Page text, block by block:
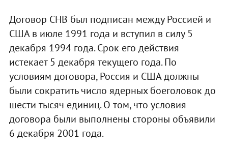
Договор СНВ был подписан между Россией и
США в июле 1991 года и вступил в силу 5
декабря 1994 года. Срок его действия
истекает 5 декабря текущего года. По
условиям договора, Россия и США должны
были сократить число ядерных боеголовок до
шести тысяч единиц. О том, что условия
договора были выполнены стороны объявили
6 декабря 2001 года.